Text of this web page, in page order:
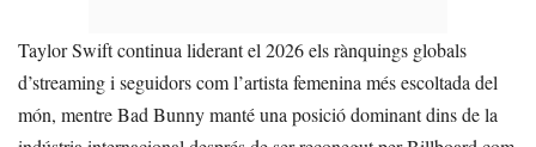
Taylor Swift continua liderant el 2026 els rànquings globals
d’streaming i seguidors com l’artista femenina més escoltada del
món, mentre Bad Bunny manté una posició dominant dins de la